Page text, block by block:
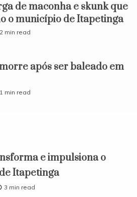
de maconha e skunk que
o município de Itapetinga
2 min read
após ser baleado em
1 min read
e impulsiona o
Itapetinga
3 min read